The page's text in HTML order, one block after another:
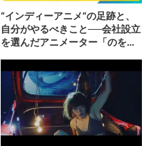
“インディーアニメ“の足跡と、
自分がやるべきこと──会社設立
を選んだアニメーター「のを